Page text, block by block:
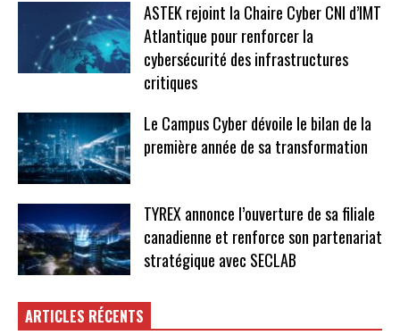
ASTEK rejoint la Chaire Cyber CNI d’IMT
Atlantique pour renforcer la
cybersécurité des infrastructures
critiques
Le Campus Cyber dévoile le bilan de la
première année de sa transformation
TYREX annonce l’ouverture de sa filiale
canadienne et renforce son partenariat
stratégique avec SECLAB
ARTICLES RÉCENTS